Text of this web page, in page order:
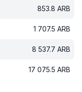
853.8 ARB
1 707.5 ARB
8 537.7 ARB
17 075.5 ARB